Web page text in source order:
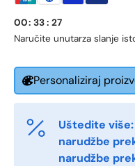
Fornavn
Etternavn *
E-post
Naručite unutar
00: 33: 27
za slanje
Personaliziraj
Uštedite
narudžbe
narudžbe